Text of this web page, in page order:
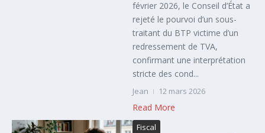
février 2026, le Conseil d’État a
rejeté le pourvoi d’un sous-
traitant du BTP victime d’un
redressement de TVA,
confirmant une interprétation
stricte des cond...
Jean 12 mars 2026
Read More
Fiscal